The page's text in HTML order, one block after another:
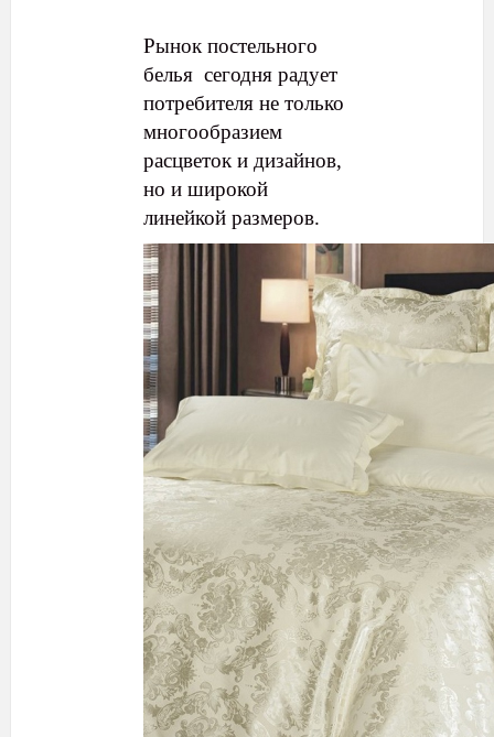
Рынок постельного
белья сегодня радует
потребителя не только
многообразием
расцветок и дизайнов,
но и широкой
линейкой размеров.